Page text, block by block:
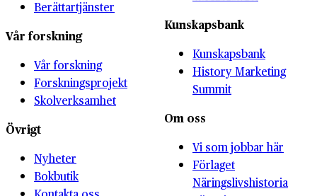
Berättartjänster
Vår forskning
Vår forskning
Forskningsprojekt
Skolverksamhet
Övrigt
Nyheter
Bokbutik
Kunskapsbank
Kunskapsbank
History Marketing
Summit
Om oss
Vi som jobbar här
Förlaget
Näringslivshistoria